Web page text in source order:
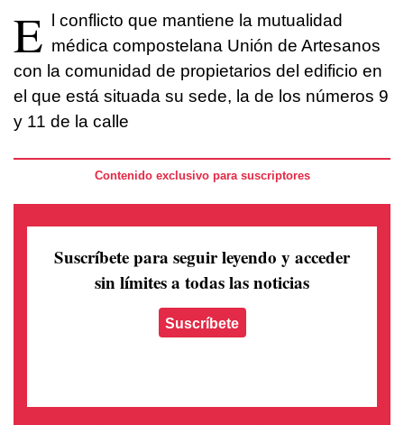
E l conflicto que mantiene la mutualidad
médica compostelana Unión de Artesanos
con la comunidad de propietarios del edificio en
el que está situada su sede, la de los números 9
y 11 de la calle
Contenido exclusivo para suscriptores
Suscríbete para seguir leyendo y acceder
sin límites a todas las noticias
Suscríbete